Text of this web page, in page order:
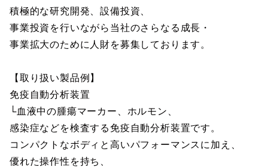
積極的な研究開発、設備投資、
事業投資を行いながら当社のさらなる成長・
事業拡大のために人財を募集しております。
【取り扱い製品例】
免疫自動分析装置
└血液中の腫瘍マーカー、ホルモン、
感染症などを検査する免疫自動分析装置です。
コンパクトなボディと高いパフォーマンスに加え、
優れた操作性を持ち、